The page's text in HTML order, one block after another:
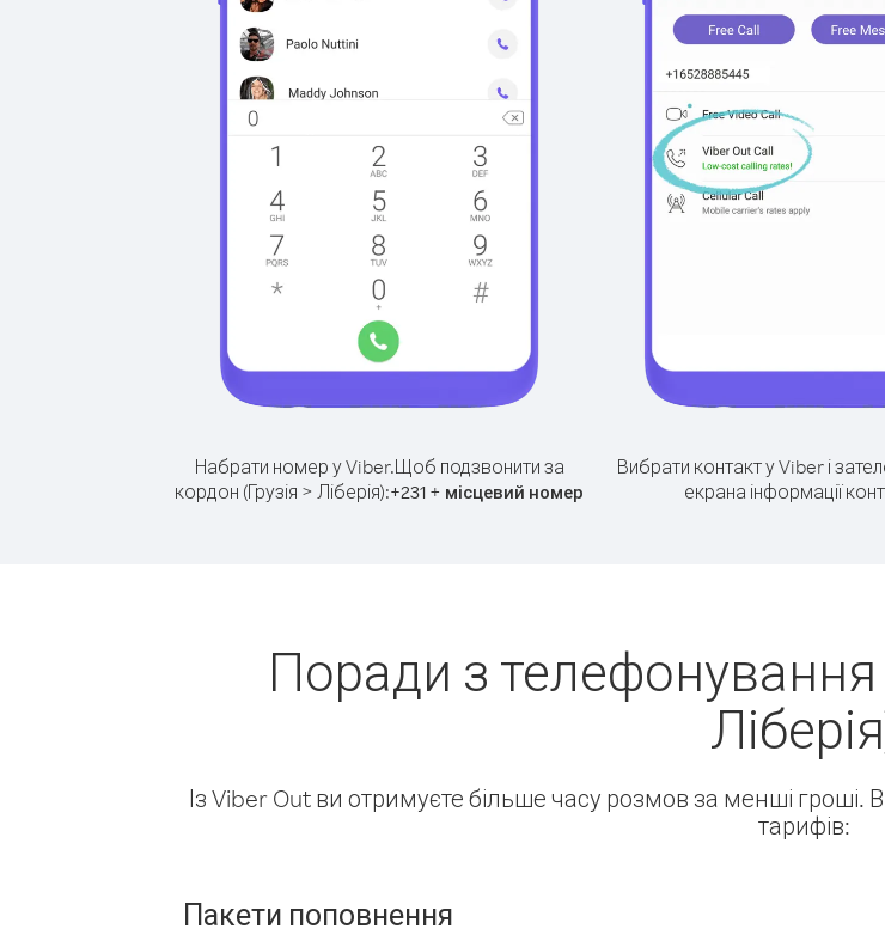
Набрати номер у Viber.Щоб подзвонити за
кордон (Грузія > Ліберія):+231 + місцевий номер
Вибрати контакт у Viber і
екрана інформації
Поради з телефонування
Із Viber Out ви отримуєте більше часу розмов за менші гроші.
тарифів:
Пакети поповнення